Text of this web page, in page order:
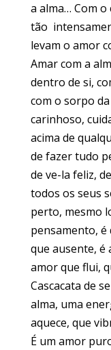
a alma… Com
tão
levam o amor
Amar com a
dentro de si,
com o sorpo
carinhoso,
acima de
de fazer tudo
de ve-la feliz,
todos os seus
perto, mesmo
pensamento,
que ausente, é
amor que flui,
Cascacata de
alma, uma
aquece, que
É um amor